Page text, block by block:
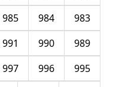
983
984
985
989
990
991
995
996
997